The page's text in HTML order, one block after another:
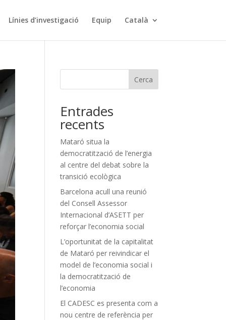
Línies d’investigació Equip Català
Cerca
Entrades
recents
Mataró situa la
democratització de l’energia
al centre del debat sobre la
transició ecològica
Barcelona acull una reunió
del Consell Assessor
Internacional d’ASETT per
reforçar l’economia social
L’oportunitat de la capitalitat
de Mataró per reivindicar el
model de l’economia social i
la democratització de
l’economia
El CADESC es presenta com a
nou centre de referència per